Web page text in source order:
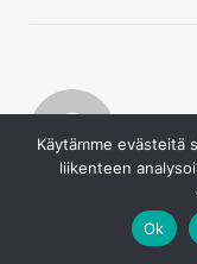
Käytämme evästeitä
liikenteen
Ok